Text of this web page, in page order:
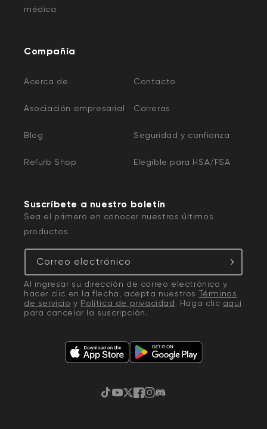
médica
Compañía
Acerca de Contacto
Asociación empresarial Carreras
Blog Seguridad y confianza
Refurb Shop Elegible para HSA/FSA
Suscríbete a nuestro boletín
Sea el primero en conocer nuestros últimos
productos.
Correo electrónico
Al ingresar su dirección de correo electrónico y
hacer clic en la flecha, acepta nuestros Términos
de servicio y Política de privacidad. Haga clic aquí
para cancelar la suscripción.
TikTokYouTube
Twitter
Facebook
Instagram
Discordia